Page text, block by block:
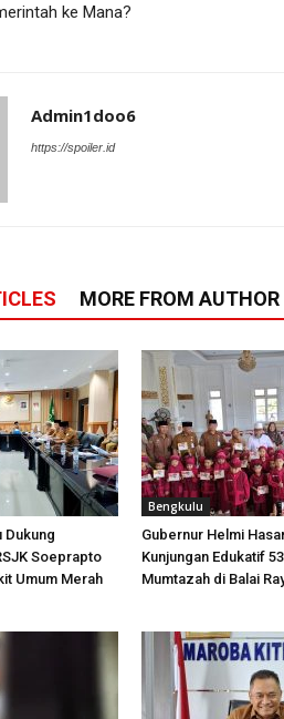
ke Mana?
Admin1doo6
https://spoiler.id
MORE FROM AUTHOR
Dukung
Soeprapto
Umum Merah
Bengkulu
Gubernur Helmi
Kunjungan Edukatif
Mumtazah di Balai